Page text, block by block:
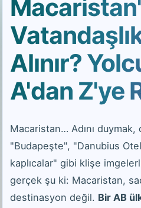
Alınır?
A'dan Z'ye
Macaristan… Adını duymak,
"Budapeşte", "Danubius
kaplıcalar" gibi klişe
gerçek şu ki: Macaristan,
destinasyon değil. Bir AB